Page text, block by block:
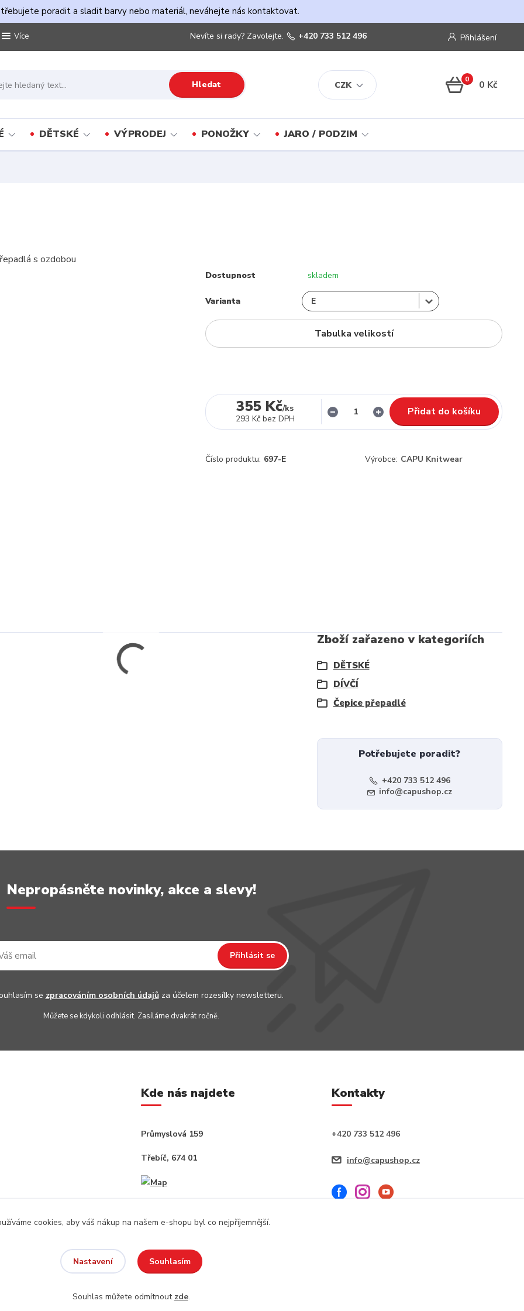
poradit a sladit barvy nebo materiál, neváhejte nás kontaktovat.
Více
CZK
Přihlášení
Hledat
Nevíte si rady? Zavolejte. +420 733 512 496
0 0 Kč
DĚTSKÉ VÝPRODEJ PONOŽKY JARO / PODZIM
Dostupnost skladem
Varianta
Tabulka velikostí
355 Kč/ks
293 Kč bez DPH
Přidat do košíku
Číslo produktu: 697-E Výrobce: CAPU Knitwear
Zboží zařazeno v kategoriích
DĚTSKÉ
DÍVČÍ
Čepice přepadlé
Potřebujete poradit?
+420 733 512 496
info@capushop.cz
Nepropásněte novinky, akce a slevy!
Přihlásit se
se zpracováním osobních údajůza účelem rozesílky newsletteru.
Můžete se kdykoli odhlásit. Zasíláme dvakrát ročně.
Kde nás najdete
Průmyslová 159
Třebíč, 674 01
Kontakty
+420 733 512 496
info@capushop.cz
cookies, aby váš nákup na našem e-shopu byl co nejpříjemnější.
Nastavení Souhlasím
Souhlas můžete odmítnout zde.